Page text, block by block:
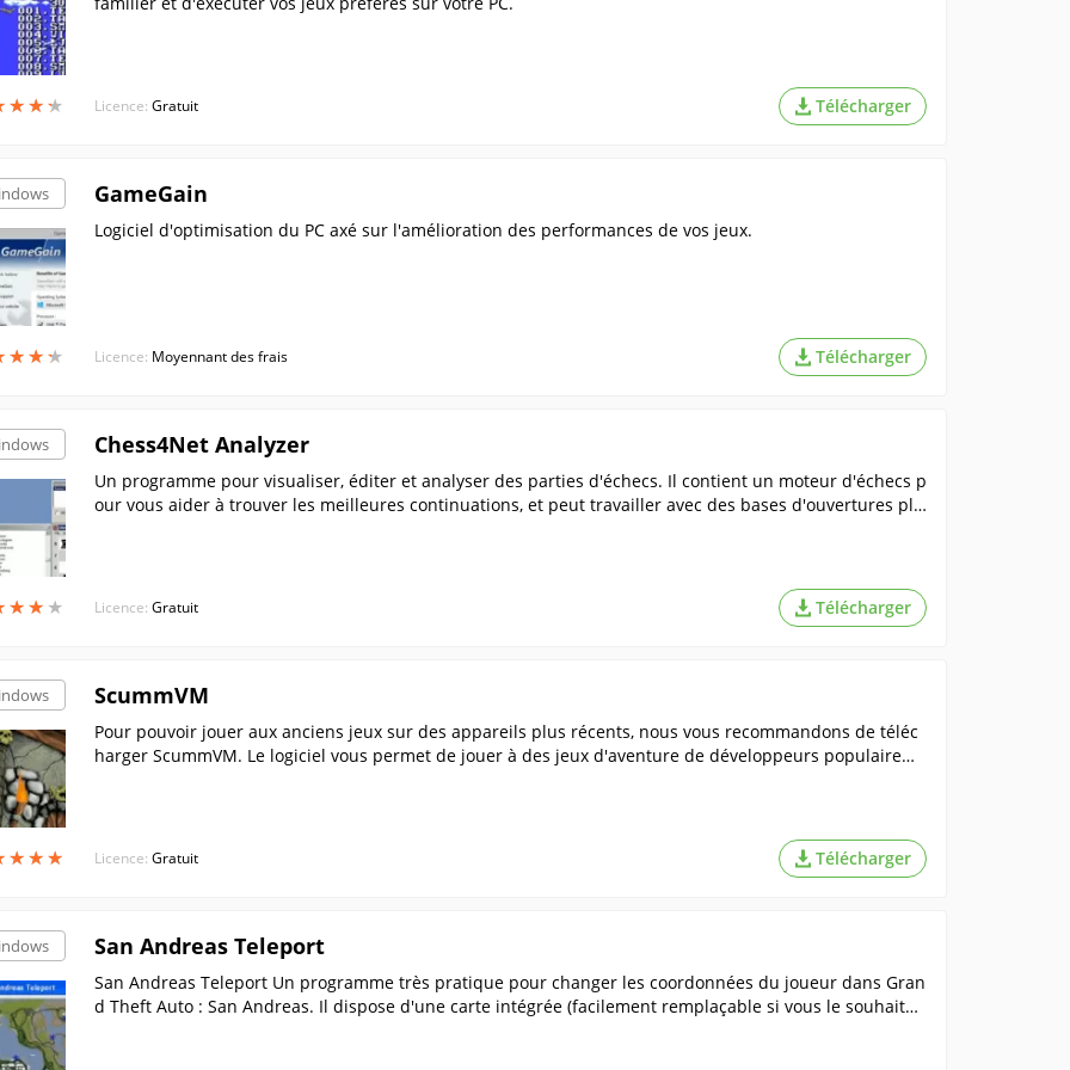
★★★
★★★ Licence: Gratuit Télécharger
★★★
★★★
GameGain
Logiciel d'optimisation du PC axé sur l'amélioration des performances de vos jeux.
Licence: Moyennant des frais Télécharger
★★ ★
★★ ★
Chess4Net Analyzer
Un programme pour visualiser, éditer et analyser des parties d'échecs. Il contient un moteur d'échecs p
our vous aider à trouver les meilleures continuations, et peut travailler avec des bases d'ouvertures plu
Licence: Gratuit Télécharger
★★★
★★★
ScummVM
Pour pouvoir jouer aux anciens jeux sur des appareils plus récents, nous vous recommandons de téléc
harger ScummVM. Le logiciel vous permet de jouer à des jeux d'aventure de développeurs populaire
Licence: Gratuit Télécharger
San Andreas Teleport
San Andreas Teleport Un programme très pratique pour changer les coordonnées du joueur dans Gran
d Theft Auto : San Andreas. Il dispose d'une carte intégrée (facilement remplaçable si vous le souhaite